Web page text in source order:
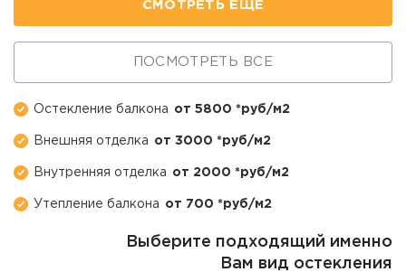
Остекление балкона от 5800 *руб/м2
Внешняя отделка от 3000 *руб/м2
Внутренняя отделка от 2000 *руб/м2
Утепление балкона от 700 *руб/м2
СМОТРЕТЬ ЕЩЁ
ПОСМОТРЕТЬ ВСЕ
Выберите подходящий именно
Вам вид остекления